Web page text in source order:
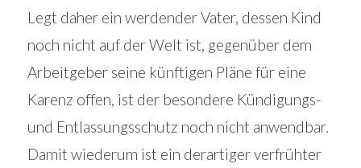
Legt daher ein werdender Vater, dessen Kind
noch nicht auf der Welt ist, gegenüber dem
Arbeitgeber seine künftigen Pläne für eine
Karenz offen, ist der besondere Kündigungs-
und Entlassungsschutz noch nicht anwendbar.
Damit wiederum ist ein derartiger verfrühter